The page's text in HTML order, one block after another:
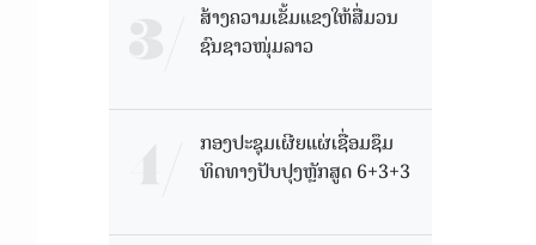
ສ້າງຄວາມເຂັ້ມແຂງໃຫ້ສື່ມວນ
ຊົນຊາວໜຸ່ມລາວ
ກອງປະຊຸມເຜີຍແຜ່ເຊື່ອມຊຶມ
ທິດທາງປັບປຸງຫຼັກສູດ 6+3+3